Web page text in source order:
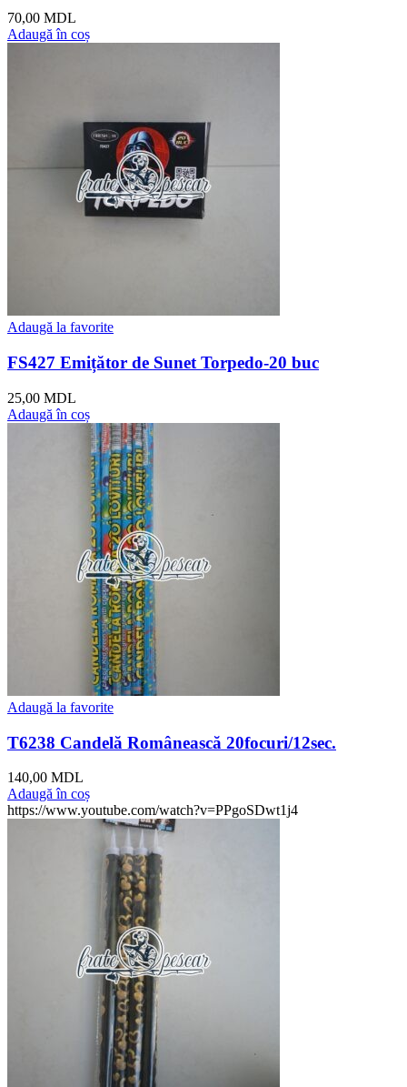
70,00 MDL
Adaugă în coș
Adaugă la favorite
FS427 Emițător de Sunet Torpedo-20 buc
25,00 MDL
Adaugă în coș
Adaugă la favorite
T6238 Candelă Românească 20focuri/12sec.
140,00 MDL
Adaugă în coș
https://www.youtube.com/watch?v=PPgoSDwt1j4